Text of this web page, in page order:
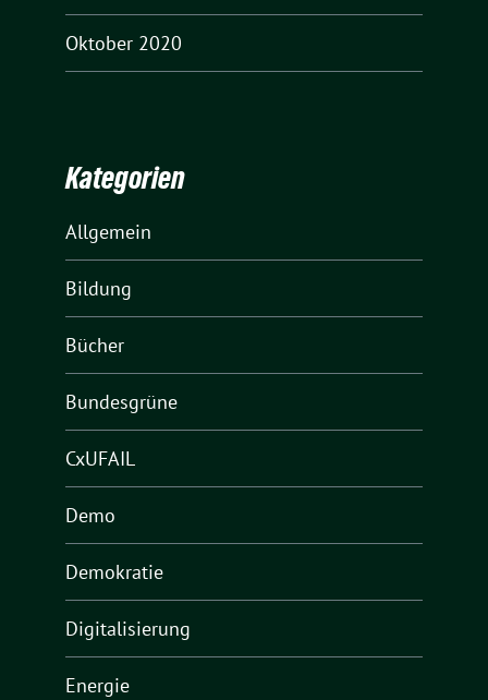
Oktober 2020
Kategorien
Allgemein
Bildung
Bücher
Bundesgrüne
CxUFAIL
Demo
Demokratie
Digitalisierung
Energie